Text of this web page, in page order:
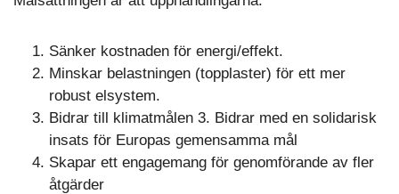
Sänker kostnaden för energi/effekt.
Minskar belastningen (topplaster) för ett mer
robust elsystem.
Bidrar till klimatmålen 3. Bidrar med en solidarisk
insats för Europas gemensamma mål
Skapar ett engagemang för genomförande av fler
åtgärder